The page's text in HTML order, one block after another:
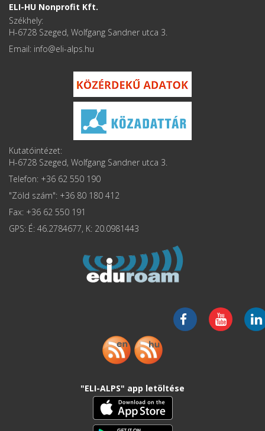
ELI-HU Nonprofit Kft.
Székhely:
H-6728 Szeged, Wolfgang Sandner utca 3.
Email: info
Kutatóintézet:
H-6728 Szeged, Wolfgang Sandner utca 3.
Telefon: +36 62 550 190
"Zöld szám": +36 80 180 412
Fax: +36 62 550 191
GPS: É: 46.2784677, K: 20.0981443
"ELI-ALPS" app letöltése